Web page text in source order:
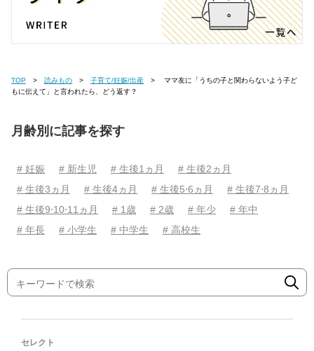
TOP 読みもの 子育て/妊娠/出産
もに伝えて」と言われたら、どう返す？
月齢別に記事を探す
# 妊娠 # 新生児 # 生後1ヵ月
# 生後2ヵ月
# 生後3ヵ月
# 生後4ヵ月 # 生後5⋅6ヵ月
# 生後7⋅8ヵ月
# 生後9⋅10⋅11ヵ月
# 1歳 # 2歳 # 年少
# 年中
# 年長
# 小学生 # 中学生 # 高校生
セレクト